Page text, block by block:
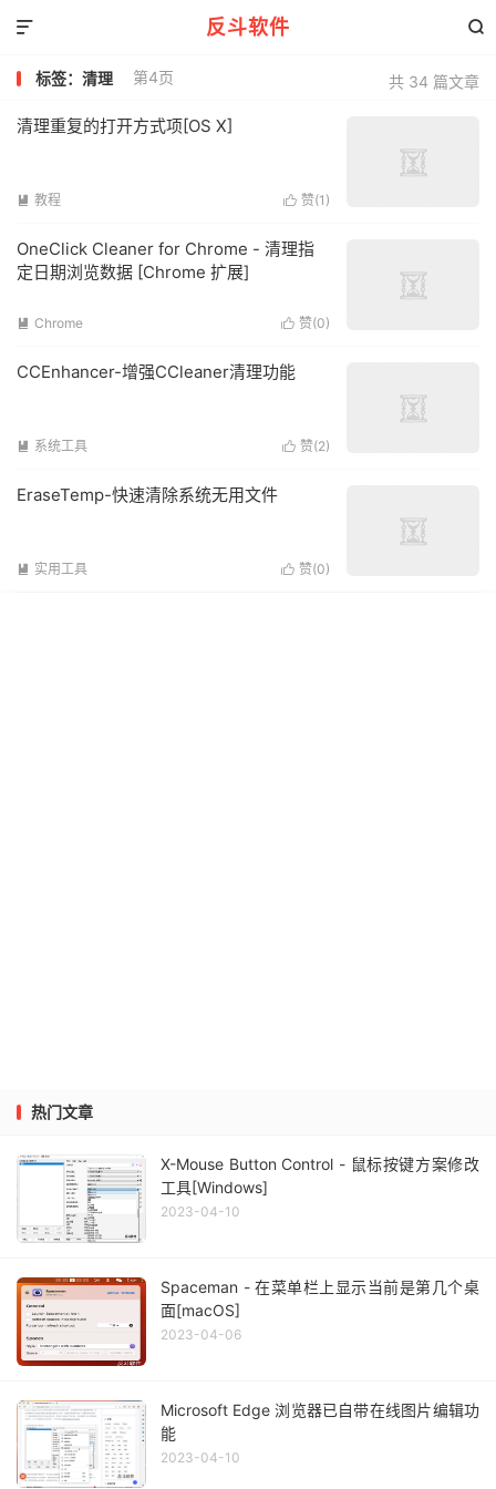
反斗软件 

共 34 篇文章
标签：清理 第4页
清理重复的打开方式项[OS X]
 赞(1 )
 教程
OneClick Cleaner for Chrome - 清理指
定日期浏览数据 [Chrome 扩展]
 赞(0)
 Chrome
CCEnhancer-增强CCleaner清理功能
 赞(2)
 系统工具
EraseTemp-快速清除系统无用文件
 赞(0)
 实用工具
热门文章
X-Mouse Button Control - 鼠标按键方案修改
工具[Windows]
2023-04-10
Spaceman - 在菜单栏上显示当前是第几个桌
面[macOS]
2023-04-06
Microsoft Edge 浏览器已自带在线图片编辑功
能
2023-04-10